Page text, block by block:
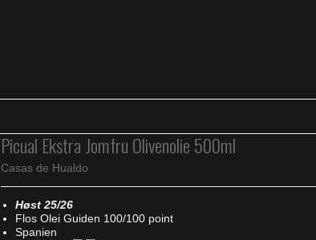
Picual Ekstra Jomfru Olivenolie 500ml
Casas de Hualdo
Høst 25/26
Flos Olei Guiden 100/100 point
Spanien